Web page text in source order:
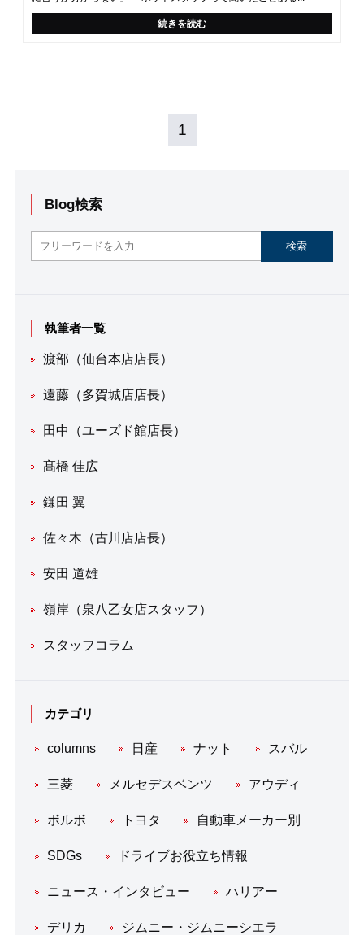
続きを読む
1
Blog検索
執筆者一覧
渡部（仙台本店店長）
遠藤（多賀城店店長）
田中（ユーズド館店長）
髙橋 佳広
鎌田 翼
佐々木（古川店店長）
安田 道雄
嶺岸（泉八乙女店スタッフ）
スタッフコラム
カテゴリ
columns 日産 ナット スバル
三菱 メルセデスベンツ アウディ
ボルボ トヨタ 自動車メーカー別
SDGs ドライブお役立ち情報
ニュース・インタビュー ハリアー
デリカ ジムニー・ジムニーシエラ